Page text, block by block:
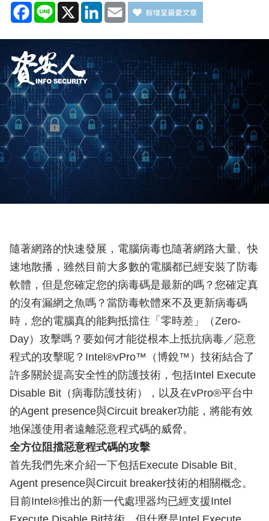
Facebook
Line X LinkedIn
Email
隨著網路的快速發展，電腦病毒也隨著網路大量、快
速地散播，雖然目前大多數的電腦都已經安裝了防毒
軟體，但是您確定您的病毒碼是最新的嗎？您確定真
的沒有漏網之魚嗎？當防毒軟體來不及更新病毒碼
時，您的電腦真的能夠抵擋住「零時差」（Zero-
Day）攻擊嗎？要如何才能從根本上抵抗病毒／惡意
程式的攻擊呢？Intel®vPro™（博銳™）技術結合了
許多關於提高安全性的防護技術，包括Intel Execute
Disable Bit（病毒防護技術），以及在vPro®平台中
的Agent presence與Circuit breaker功能，將能有效
地保護使用者遠離惡意程式碼的威脅。
全方位阻擋惡意程式碼的攻擊
首先我們先來介紹一下包括Execute Disable Bit、
Agent presence與Circuit breaker技術的相關概念。
目前Intel®推出的新一代處理器均已經支援Intel